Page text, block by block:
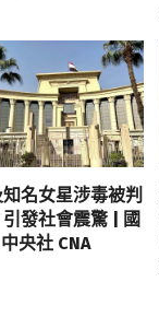
名女星涉毒被判
發社會震驚 | 國
央社 CNA